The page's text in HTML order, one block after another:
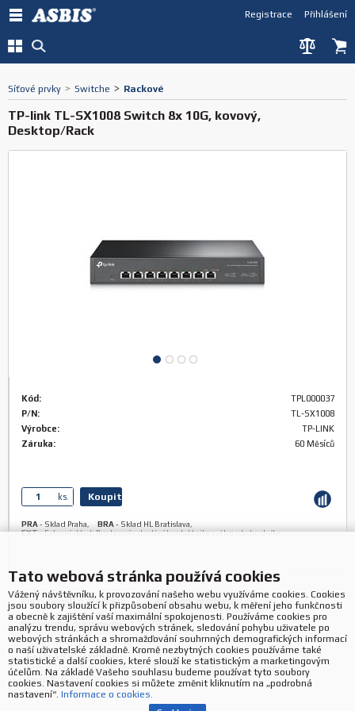
Přihlášení
Registrace
Síťové prvky > Switche > Rackové
TP-link TL-SX1008 Switch 8x 10G, kovový,
Desktop/Rack
Kód:
TPL000037
P/N:
TL-SX1008
Výrobce:
TP-LINK
Záruka:
60 Měsíců
ks. Koupit
PRA- Sklad Praha, BRA- Sklad HL Bratislava,
EXT-Externí sklad: Pro termín dodání kontaktujte svého obchodníka
Podrobnosti o produktu Zařazení produktu
Související dokumenty GPSR
Stránky o produktu:
https://www.tp-link.com/cz/business-networking/unmanaged-
switch/tl-sx1008/
Tato webová stránka používá cookies
Vážený návštěvníku, k provozování našeho webu využíváme cookies. Cookies
jsou soubory sloužící k přizpůsobení obsahu webu, k měření jeho funkčnosti
a obecně k zajištění vaší maximální spokojenosti. Používáme cookies pro
analýzu trendu, správu webových stránek, sledování pohybu uživatele po
webových stránkách a shromažďování souhrnných demografických informací
o naší uživatelské základně. Kromě nezbytných cookies používáme také
statistické a další cookies, které slouží ke statistickým a marketingovým
účelům. Na základě Vašeho souhlasu budeme používat tyto soubory
cookies. Nastavení cookies si můžete změnit kliknutím na „podrobná
nastavení“. Informace o cookies.